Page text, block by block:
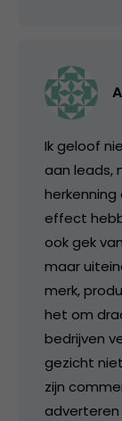
Ik geloof
aan leads,
herkenning
effect
ook gek
maar
merk,
het om
bedrijven
gezicht
zijn
adverteren